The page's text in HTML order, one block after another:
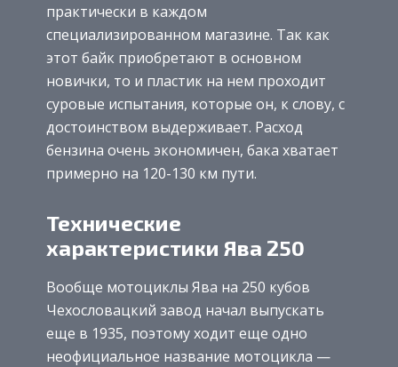
практически в каждом
специализированном магазине. Так как
этот байк приобретают в основном
новички, то и пластик на нем проходит
суровые испытания, которые он, к слову, с
достоинством выдерживает. Расход
бензина очень экономичен, бака хватает
примерно на 120-130 км пути.
Технические
характеристики Ява 250
Вообще мотоциклы Ява на 250 кубов
Чехословацкий завод начал выпускать
еще в 1935, поэтому ходит еще одно
неофициальное название мотоцикла —